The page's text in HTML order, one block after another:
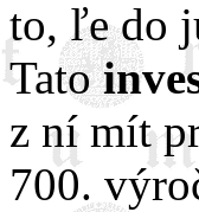
to, ľe do
Tato
z ní mít
700.